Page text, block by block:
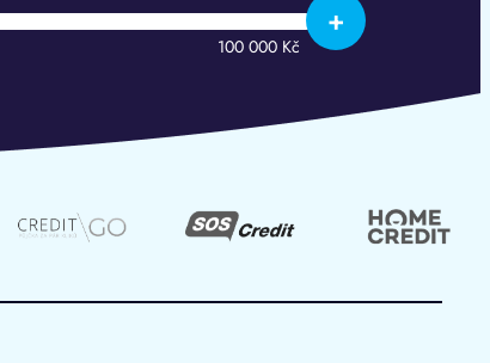
+
100 000 Kč